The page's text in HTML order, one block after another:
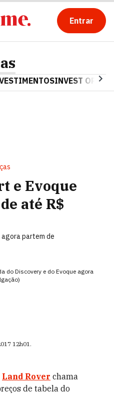
Entrar
INVEST OPINA
e Evoque
até R$
agora partem de
do Discovery e do Evoque agora
12h01.
Land Rover chama
de tabela do